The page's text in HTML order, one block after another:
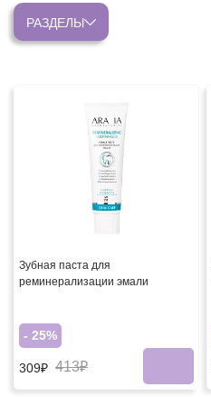
РАЗДЕЛЫ
Зубная паста для
реминерализации эмали
- 25%
309₽ 413₽